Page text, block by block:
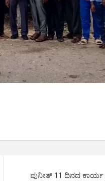
ಪುನೀತ್ 11 ದಿನದ ಕಾರ್ಯ